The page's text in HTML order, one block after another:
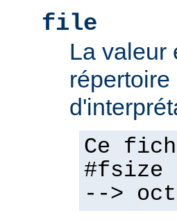
file
La valeur
Ce
#fsize
-->